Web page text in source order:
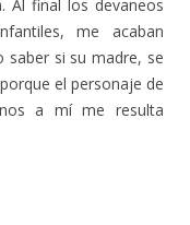
Al final los devaneos
me acaban
si su madre, se
el personaje de
a mí me resulta